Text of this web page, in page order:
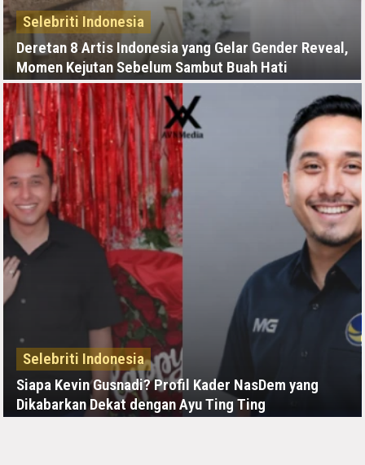
Selebriti Indonesia
Deretan 8 Artis Indonesia yang Gelar Gender Reveal,
Momen Kejutan Sebelum Sambut Buah Hati
KAMIS, 25 JUNI - 04:18 -00:00
Selebriti Indonesia
Siapa Kevin Gusnadi? Profil Kader NasDem yang
Dikabarkan Dekat dengan Ayu Ting Ting